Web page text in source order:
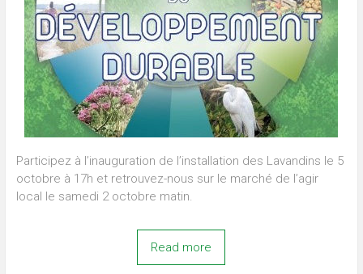
Participez à l’inauguration de l’installation des Lavandins le 5
octobre à 17h et retrouvez-nous sur le marché de l’agir
local le samedi 2 octobre matin.
Read more